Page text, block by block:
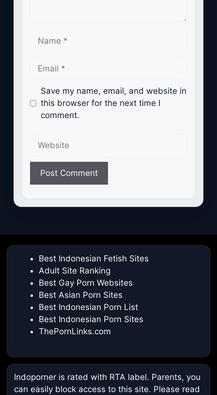
Name
Email
Save my name, email, and website in
this browser for the next time I
comment.
Best Indonesian Fetish Sites
Adult Site Ranking
Best Gay Porn Websites
Best Asian Porn Sites
Best Indonesian Porn List
Best Indonesian Porn Sites
ThePornLinks.com
Indoporner is rated with RTA label. Parents, you
can easily block access to this site. Please read